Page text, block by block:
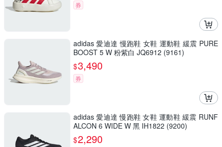
券
adidas 愛迪達 慢跑鞋 女鞋 運動鞋 緩震 PURE
BOOST 5 W 粉紫白 JQ6912 (9161)
$3,490
券
adidas 愛迪達 慢跑鞋 女鞋 運動鞋 緩震 RUNF
ALCON 6 WIDE W 黑 IH1822 (9200)
$2,290